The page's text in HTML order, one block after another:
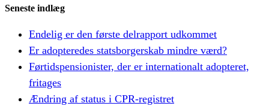
Seneste indlæg
Endelig er den første delrapport udkommet
Er adopteredes statsborgerskab mindre værd?
Førtidspensionister, der er internationalt adopteret,
fritages
Ændring af status i CPR-registret